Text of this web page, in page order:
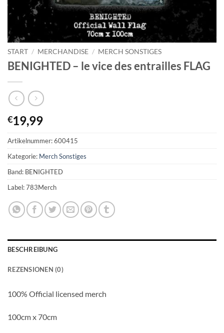
START / MERCHANDISE / MERCH SONSTIGES
BENIGHTED – le vice des entrailles FLAG
€19,99
Artikelnummer:600415
Kategorie: Merch Sonstiges
Band: BENIGHTED
Label: 783Merch
BESCHREIBUNG
REZENSIONEN (0)
100% Official licensed merch
100cm x 70cm